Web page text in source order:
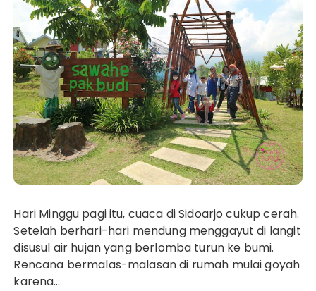
Hari Minggu pagi itu, cuaca di Sidoarjo cukup cerah.
Setelah berhari-hari mendung menggayut di langit
disusul air hujan yang berlomba turun ke bumi.
Rencana bermalas-malasan di rumah mulai goyah
karena…